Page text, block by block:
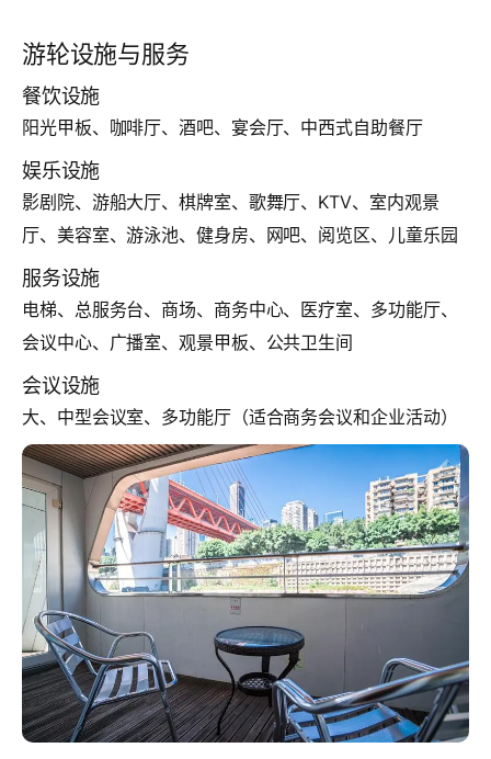
游轮设施与服务
餐饮设施
阳光甲板、咖啡厅、酒吧、宴会厅、中西式自助餐厅
娱乐设施
影剧院、游船大厅、棋牌室、歌舞厅、KTV、室内观景
厅、美容室、游泳池、健身房、网吧、阅览区、儿童乐园
服务设施
电梯、总服务台、商场、商务中心、医疗室、多功能厅、
会议中心、广播室、观景甲板、公共卫生间
会议设施
大、中型会议室、多功能厅（适合商务会议和企业活动）